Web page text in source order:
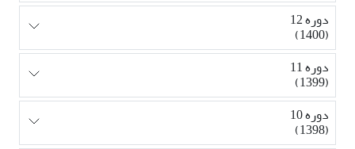
دوره 12
(1400)
دوره 11
(1399)
دوره 10
(1398)